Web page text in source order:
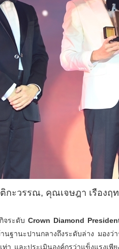
กะวรรณ, คุณเจษฎา เรือง
จระดับ Crown Diamond
นฐานะปานกลางถึงระดับล่าง มองว่
า และประเมินองค์กรว่าแข็งแรงเ